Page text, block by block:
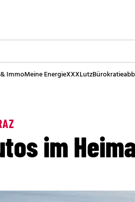
ImmoMeine EnergieXXXLutz
im